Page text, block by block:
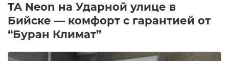
TA Neon на Ударной улице в
Бийске — комфорт с гарантией от
“Буран Климат”